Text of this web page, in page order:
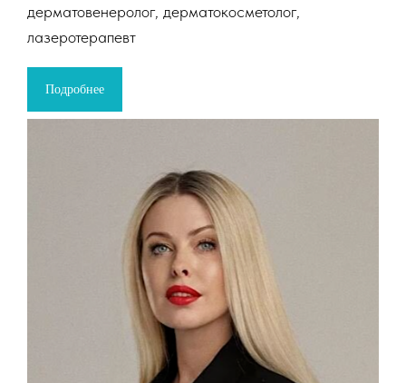
дерматовенеролог, дерматокосметолог,
лазеротерапевт
Подробнее